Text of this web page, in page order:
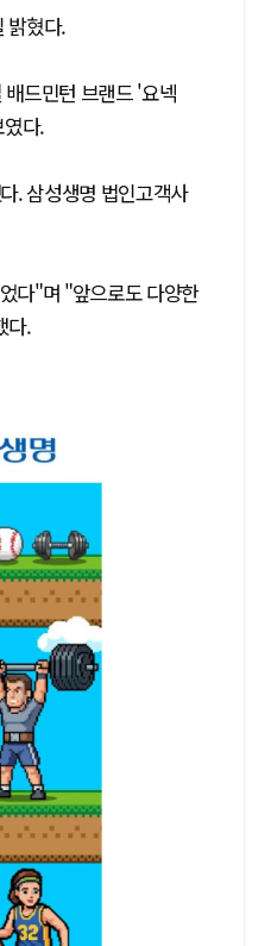
밝혔다.
드민턴 브랜드 '요넥
다.
. 삼성생명 법인고객사
다"며 "앞으로도 다양한
다.